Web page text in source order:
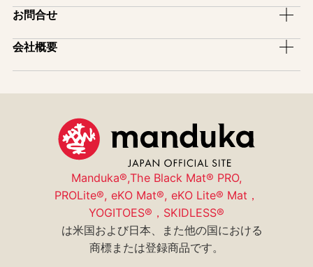
ヨガ雑貨
お買い物ガイド
マットの選び方
販売店舗一覧
レンタルサービス
ヨガマットロゴ入れサービス
スタジオ導入紹介
ピックアップ
manduka mag
お問合せ
一般のお問い合わせ
会社概要
サイトマップ
プライバシーポリシー
Manduka®,The Black Mat® PRO,
PROLite®, eKO Mat®, eKO Lite® Mat，
YOGITOES®，SKIDLESS®
は米国および日本、また他の国における
商標または登録商品です。